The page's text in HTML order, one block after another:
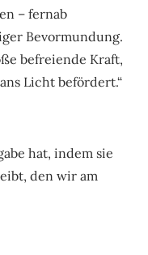
– fernab
Bevormundung.
befreiende Kraft,
Licht befördert.“
hat, indem sie
den wir am